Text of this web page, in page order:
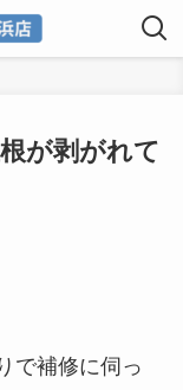
が剥がれて
で補修に伺っ